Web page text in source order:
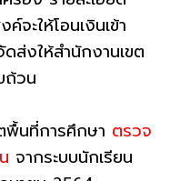
จะให้โอนเงินเข้า
ส่งให้สำนักงานเขต
ถ้วน
พื้นที่การศึกษา ตรวจ
จากระบบนักเรียน